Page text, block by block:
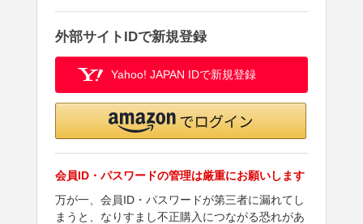
外部サイトIDで新規登録
Yahoo! JAPAN IDで新規登録
会員ID・パスワードの管理は厳重にお願いします
万が一、会員ID・パスワードが第三者に漏れてし
まうと、なりすまし不正購入につながる恐れがあ